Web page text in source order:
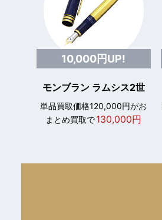
10,000円UP!
モンブラン ラムシス2世
単品買取価格120,000円がお
まとめ買取で130,000円